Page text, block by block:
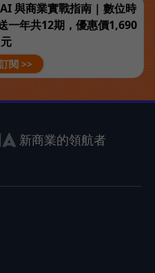
與商業實戰指南 | 數位時
一年共12期，優惠價1,690
元
閱 >>
新商業的領航者